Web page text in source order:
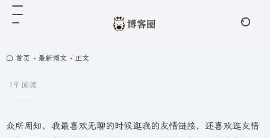
首页 • 最新博文 • 正文
19 阅读
众所周知，我最喜欢无聊的时候逛我的友情链接，还喜欢逛友情